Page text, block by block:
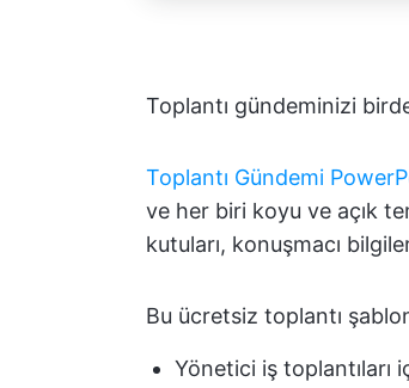
Toplantı gündeminizi
Toplantı Gündemi
ve her biri koyu ve açık
kutuları, konuşmacı
Bu ücretsiz toplantı
Yönetici iş toplantıları